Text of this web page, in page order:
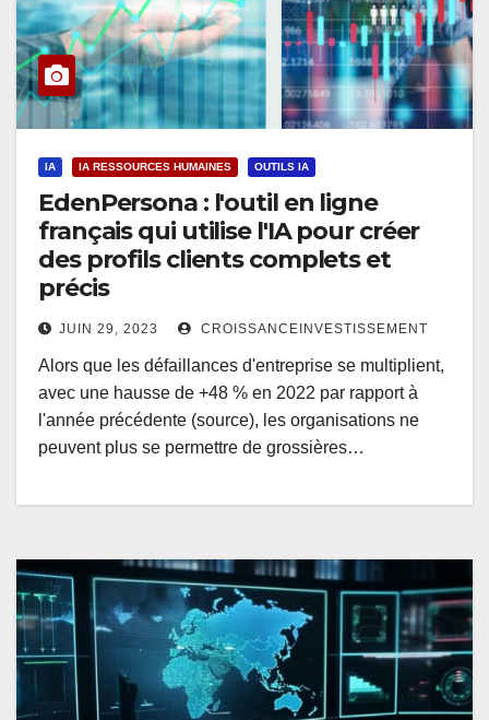
IA IA RESSOURCES HUMAINES OUTILS IA
EdenPersona : l'outil en ligne
français qui utilise l'IA pour créer
des profils clients complets et
précis
JUIN 29, 2023 CROISSANCEINVESTISSEMENT
Alors que les défaillances d'entreprise se multiplient,
avec une hausse de +48 % en 2022 par rapport à
l'année précédente (source), les organisations ne
peuvent plus se permettre de grossières…